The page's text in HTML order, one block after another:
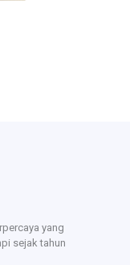
yang
sejak tahun